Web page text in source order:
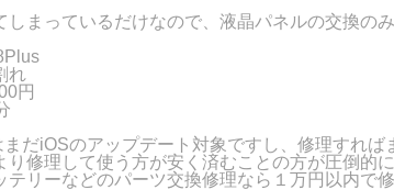
しまっているだけなので、液晶パネルの交換の
れ
円
だiOSのアップデート対象ですし、修理すれば
り修理して使う方が安く済むことの方が圧倒的に
テリーなどのパーツ交換修理なら１万円以内で